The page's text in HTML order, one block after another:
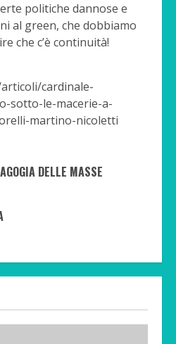
politiche dannose e
al green, che dobbiamo
che c’è continuità!
cardinale-
sotto-le-macerie-a-
martino-nicoletti
DELLE MASSE